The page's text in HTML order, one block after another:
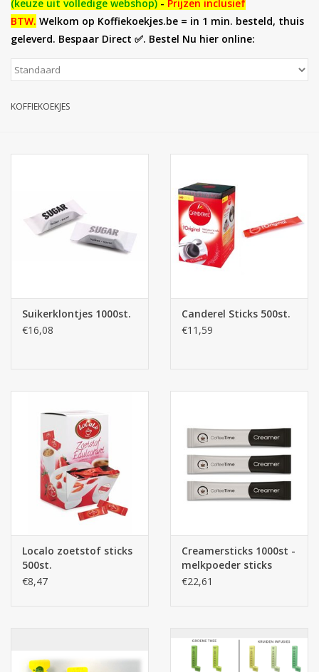
Aperitiefkoekjes
Botanicals
Relatiegeschenken
Koffiemachines
Kantoorbenodigdheden
Sinterklaassnoep
Carnavalssnoep
Merken
(keuze uit volledige webshop) - Prijzen inclusief
BTW. Welkom op Koffiekoekjes.be = in 1 min. besteld, thuis
geleverd. Bespaar Direct ✅. Bestel Nu hier online:
KOFFIEKOEKJES
Suikerklontjes 1000st.
€16,08
Canderel Sticks 500st.
€11,59
Localo zoetstof sticks
500st.
€8,47
Creamersticks 1000st -
melkpoeder sticks
€22,61